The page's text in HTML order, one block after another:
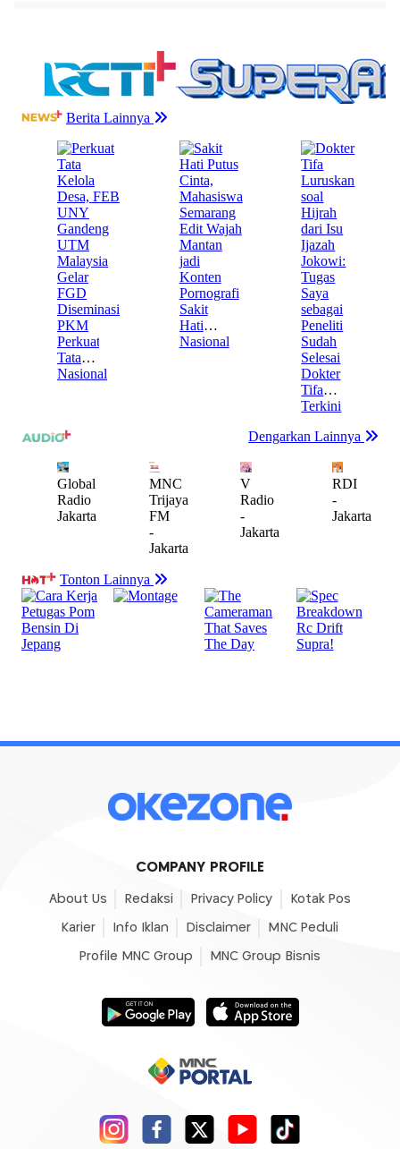
COMPANY PROFILE
About Us Redaksi Privacy Policy Kotak Pos
Karier Info Iklan Disclaimer MNC Peduli
Profile MNC Group MNC Group Bisnis